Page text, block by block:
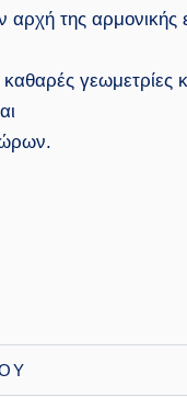
αρχή της
γεωμετρίες